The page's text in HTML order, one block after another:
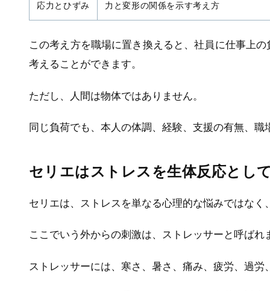
応力とひずみ 力と変形の関係を示す考え方
この考え方を職場に置き換えると、社員に仕事上
考えることができます。
ただし、人間は物体ではありません。
同じ負荷でも、本人の体調、経験、支援の有無、
セリエはストレスを生体反応とし
セリエは、ストレスを単なる心理的な悩みではな
ここでいう外からの刺激は、ストレッサーと呼ばれ
ストレッサーには、寒さ、暑さ、痛み、疲労、過